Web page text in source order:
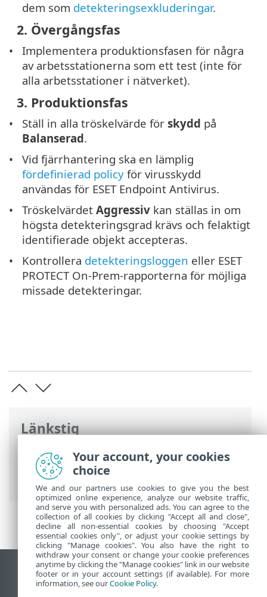
Länkstig
ESET onlinehjälp>ESET Endpoint
Antivirus
>Avancerade inställningar
Skydd
dem som detekteringsexkluderingar.
2. Övergångsfas
Implementera produktionsfasen för några
av arbetsstationerna som ett test (inte för
alla arbetsstationer i nätverket).
3. Produktionsfas
Ställ in alla tröskelvärde förskydd på
Balanserad.
Vid fjärrhantering ska en lämplig
fördefinierad policy för virusskydd
användas för ESET Endpoint Antivirus.
TröskelvärdetAggressiv kan ställas in om
högsta detekteringsgrad krävs och felaktigt
identifierade objekt accepteras.
Kontrollera detekteringsloggen eller ESET
PROTECT On-Prem-rapporterna för möjliga
missade detekteringar.
Visa skrivbords-webbplats
End of Life
Your account, your cookies
choice
We and our partners use cookies to give you the best
optimized online experience, analyze our website traffic,
and serve you with personalized ads. You can agree to the
collection of all cookies by clicking "Accept all and close",
decline all non-essential cookies by choosing "Accept
essential cookies only", or adjust your cookie settings by
clicking "Manage cookies". You also have the right to
withdraw your consent or change your cookie preferences
anytime by clicking the "Manage cookies" link in our website
footer or in your account settings (if available). For more
information, see ourCookie Policy.